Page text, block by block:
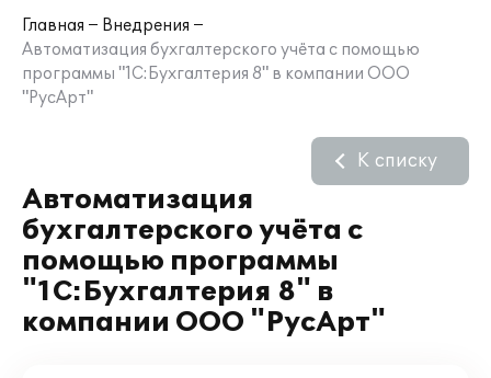
Главная
Внедрения
Автоматизация бухгалтерского учёта с помощью
программы "1С:Бухгалтерия 8" в компании ООО
"РусАрт"
Автоматизация
бухгалтерского учёта с
помощью программы
"1С:Бухгалтерия 8" в
компании ООО "РусАрт"
К списку